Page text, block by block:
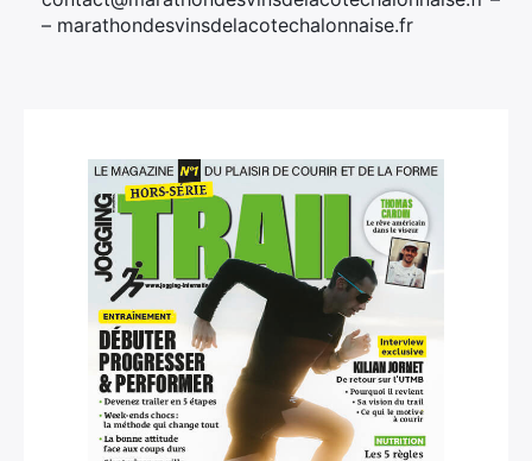
– marathondesvinsdelacotechalonnaise.fr